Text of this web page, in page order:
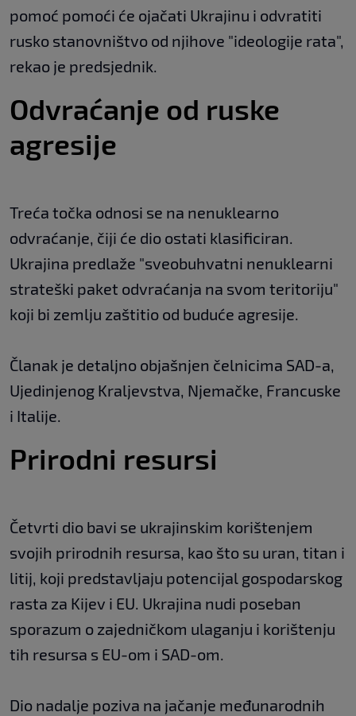
pomoć pomoći će ojačati Ukrajinu i odvratiti
rusko stanovništvo od njihove "ideologije rata",
rekao je predsjednik.
Odvraćanje od ruske
agresije
Treća točka odnosi se na nenuklearno
odvraćanje, čiji će dio ostati klasificiran.
Ukrajina predlaže "sveobuhvatni nenuklearni
strateški paket odvraćanja na svom teritoriju"
koji bi zemlju zaštitio od buduće agresije.
Članak je detaljno objašnjen čelnicima SAD-a,
Ujedinjenog Kraljevstva, Njemačke, Francuske
i Italije.
Prirodni resursi
Četvrti dio bavi se ukrajinskim korištenjem
svojih prirodnih resursa, kao što su uran, titan i
litij, koji predstavljaju potencijal gospodarskog
rasta za Kijev i EU. Ukrajina nudi poseban
sporazum o zajedničkom ulaganju i korištenju
tih resursa s EU-om i SAD-om.
Dio nadalje poziva na jačanje međunarodnih